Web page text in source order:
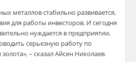
металлов стабильно развивается,
для работы инвесторов. И сегодня
нуждается в предприятии,
серьезную работу по
– сказал Айсен Николаев.